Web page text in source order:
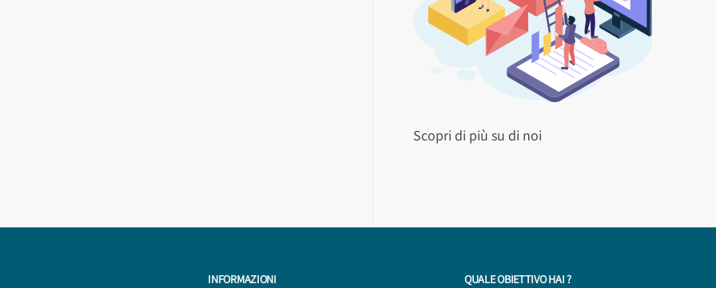
Scopri di più su di noi
INFORMAZIONI QUALE OBIETTIVO HAI ?